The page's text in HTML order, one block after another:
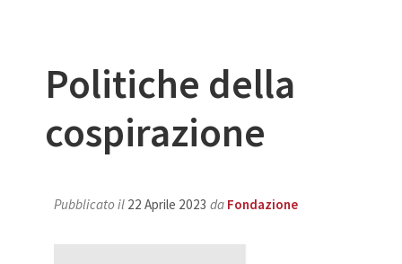
Politiche della
cospirazione
Pubblicato il 22 Aprile 2023 da Fondazione